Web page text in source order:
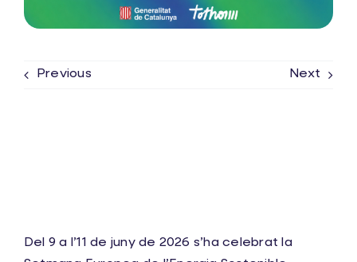
Previous Next
Del 9 a l’11 de juny de 2026 s’ha celebrat la